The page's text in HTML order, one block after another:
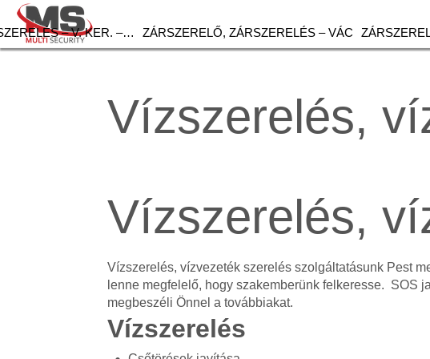
– V. KER. –… ZÁRSZERELŐ, ZÁRSZERELÉS – VÁC
Vízszerelés,
Vízszerelés,
Vízszerelés, vízvezeték szerelés szolgáltatásunk Pest
lenne megfelelő, hogy szakemberünk felkeresse. SOS
megbeszéli Önnel a továbbiakat.
Vízszerelés